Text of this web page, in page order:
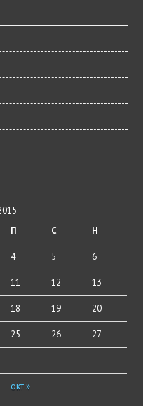
П С Н
окт »
4 5 6
11 12 13
18 19 20
25 26 27